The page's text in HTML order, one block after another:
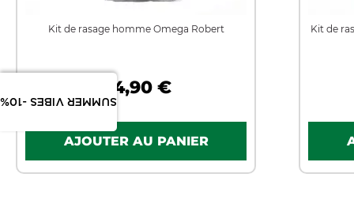
SUMMER VIBES -10%
Kit de rasage homme Omega Robert
44,90 €
Kit de